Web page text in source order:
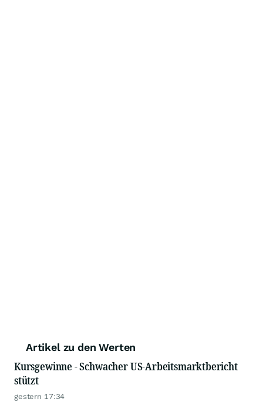
Artikel zu den Werten
Kursgewinne - Schwacher US-Arbeitsmarktbericht
stützt
gestern 17:34